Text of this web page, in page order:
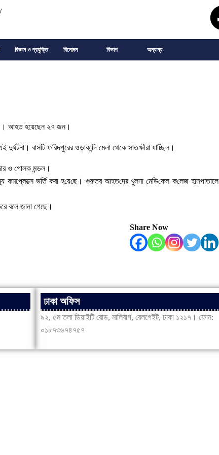
/
বিজ্ঞান ও প্রযুক্তি বিনোদন বিভাগ অন্যান্য
। আহত হয়েছেন ২৭ জ‌ন।
বাসটি ফ‌রিদপু‌রের ওড়াকা‌ন্দি মেলা থে‌কে সাতক্ষীরা যাচ্ছিল।
ও গোলক মন্ডল।
কমপ্লেক্সে ভ‌র্তি করা হ‌য়ে‌ছে। গুরুতর আহত‌দের খুলনা মে‌ডি‌কেল ক‌লেজ হাসপাতালে
বলে জানা গেছে।
Share Now
ঢাকা অফিস
৯২, ৫ম তলা ডিয়াইটি রোড, মালিবাগ, রেলগেইট, ঢাকা ১২১৭। ফোন:
০১৮৭৩৬৭৪৭৫৭